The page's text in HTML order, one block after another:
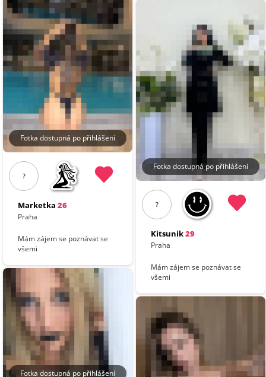
Fotka dostupná po přihlášení
?
Marketka 26
Praha
Mám zájem se poznávat se
všemi
Fotka dostupná po přihlášení
Fotka dostupná po přihlášení
?
Kitsunik29
Praha
Mám zájem se poznávat se
všemi